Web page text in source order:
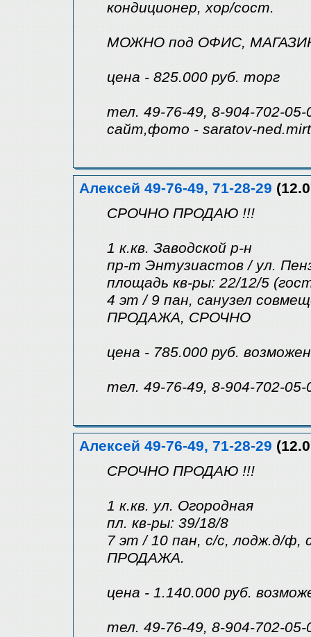
кондиционер, хор/сост.
МОЖНО под ОФИС,
цена - 825.000 руб. торг
тел. 49-76-49, 8-904-702-05-
сайт,фото - saratov-
Алексей 49-76-49, 71-28-29
СРОЧНО ПРОДАЮ !!!
1 к.кв. Заводской р-н
пр-т Энтузиастов / ул.
площадь кв-ры: 22/12/5
4 эт / 9 пан, санузел
ПРОДАЖА, СРОЧНО
цена - 785.000 руб.
тел. 49-76-49, 8-904-702-05-
Алексей 49-76-49, 71-28-29
СРОЧНО ПРОДАЮ !!!
1 к.кв. ул. Огородная
пл. кв-ры: 39/18/8
7 эт / 10 пан, с/с, лодж.д/ф,
ПРОДАЖА.
цена - 1.140.000 руб.
тел. 49-76-49, 8-904-702-05-